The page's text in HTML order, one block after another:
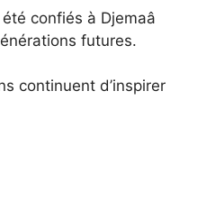
confiés à Djemaâ
futures.
continuent d’inspirer